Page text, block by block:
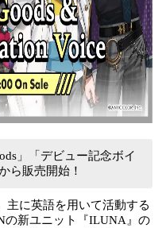
」「デビュー記念ボイ
ら販売開始！
主に英語を用いて活動する
の新ユニット『ILUNA』の